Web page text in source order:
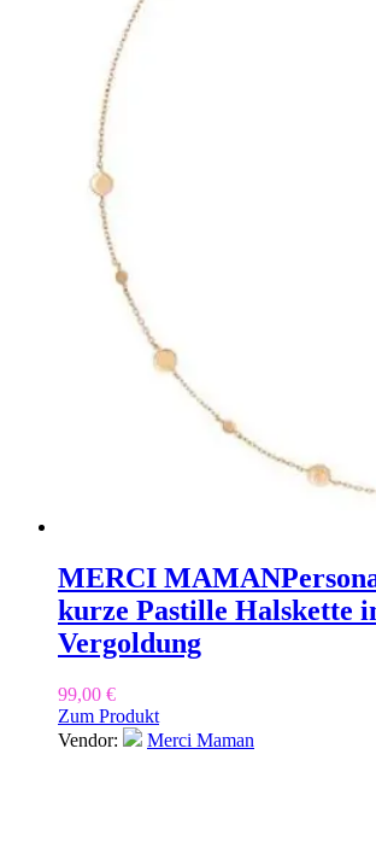
MERCI MAMAN
kurze Pastille Halskette
Vergoldung
99,00 €
Zum Produkt
Vendor:
Merci Maman